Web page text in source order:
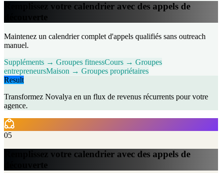
Remplissez votre calendrier avec des appels de
découverte
Maintenez un calendrier complet d'appels qualifiés sans outreach
manuel.
Suppléments → Groupes fitnessCours → Groupes
entrepreneursMaison → Groupes propriétaires
Result
Transformez Novalya en un flux de revenus récurrents pour votre
agence.
05
Remplissez votre calendrier avec des appels de
découverte